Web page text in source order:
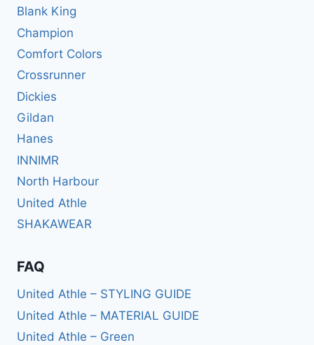
Blank King
Champion
Comfort Colors
Crossrunner
Dickies
Gildan
Hanes
INNIMR
North Harbour
United Athle
SHAKAWEAR
FAQ
United Athle – STYLING GUIDE
United Athle – MATERIAL GUIDE
United Athle – Green